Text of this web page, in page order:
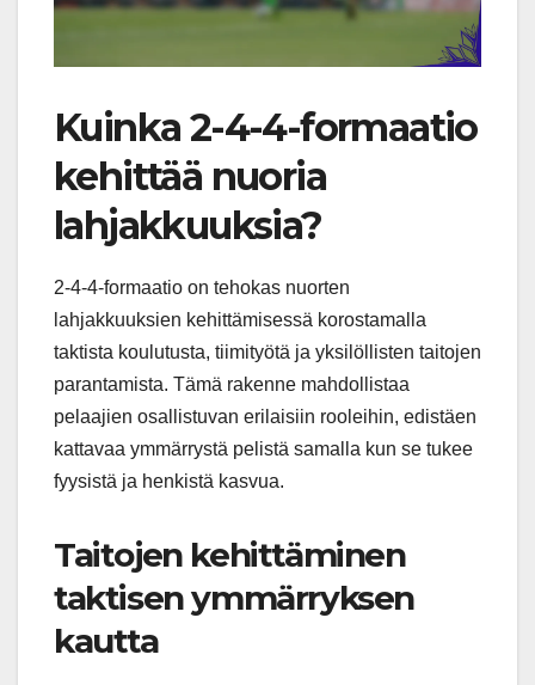
Kuinka 2-4-4-formaatio
kehittää nuoria
lahjakkuuksia?
2-4-4-formaatio on tehokas nuorten
lahjakkuuksien kehittämisessä korostamalla
taktista koulutusta, tiimityötä ja yksilöllisten taitojen
parantamista. Tämä rakenne mahdollistaa
pelaajien osallistuvan erilaisiin rooleihin, edistäen
kattavaa ymmärrystä pelistä samalla kun se tukee
fyysistä ja henkistä kasvua.
Taitojen kehittäminen
taktisen ymmärryksen
kautta